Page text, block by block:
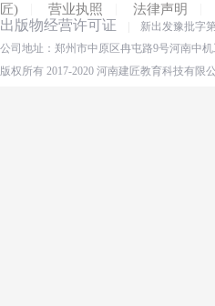
匠) 营业执照 法律声明
出版物经营许可证 新出发豫批字
公司地址：郑州市中原区冉屯路9号河南中
版权所有 2017-2020 河南建匠教育科技有限